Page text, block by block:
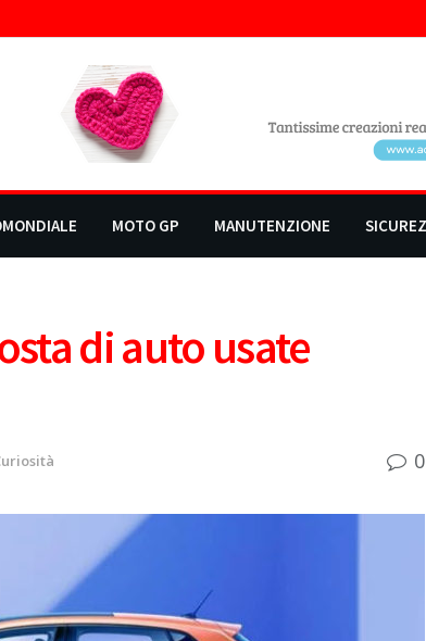
MOTO GP MANUTENZIONE
di auto usate
0